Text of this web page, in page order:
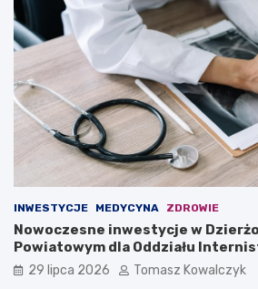
INWESTYCJE MEDYCYNA ZDROWIE
Nowoczesne inwestycje w
Powiatowym dla Oddziału
29 lipca 2026 Tomasz Kowalczyk